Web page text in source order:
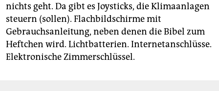
nichts geht. Da gibt es Joysticks, die Klimaanlagen
steuern (sollen). Flachbildschirme mit
Gebrauchsanleitung, neben denen die Bibel zum
Heftchen wird. Lichtbatterien. Internetanschlüsse.
Elektronische Zimmerschlüssel.